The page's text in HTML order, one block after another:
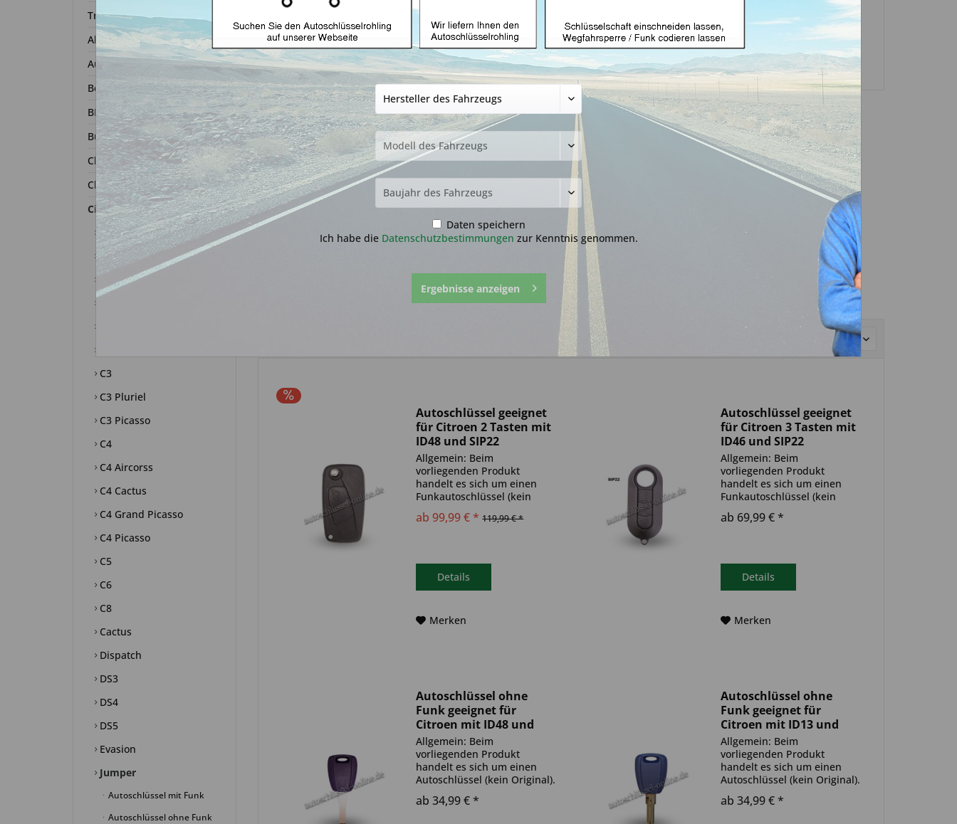
Transponder
Alfa Romeo
Audi
Bentley
BMW
Buick
Chevrolet
Chrysler
Citroën
Berlingo
C-Crosser
C-Zero
C3
C3 Pluriel
C3 Picasso
C4
C4 Aircorss
C4 Cactus
C4 Grand Picasso
C4 Picasso
C5
C6
C8
Cactus
Dispatch
DS3
DS4
DS5
Evasion
Jumper
Autoschlüssel mit Funk
Autoschlüssel ohne Funk
Autoschlüssel mit Funk Autoschlüssel ohne Funk
Autoschlüsselgehäuse und
Zubehör
Transponder
Autoschlüssel nicht
Autoschlüssel geeignet
für Citroen 2 Tasten mit
ID48 und SIP22
(Aftermarket Produkt)
Allgemein: Beim
vorliegenden Produkt
handelt es sich um einen
Funkautoschlüssel (kein
Original). Es ist eine
Wegfahrsperre
verbaut. Bitte achte darauf,
dass der Autoschlüssel
ab 99,99 € * 119,99 € *
Details
Merken
Autoschlüssel geeignet
für Citroen 3 Tasten mit
ID46 und SIP22
(Aftermarket Produkt)
Allgemein: Beim
vorliegenden Produkt
handelt es sich um einen
Funkautoschlüssel (kein
Original). Es ist eine
Wegfahrsperre
verbaut. Bitte achte darauf,
dass der Autoschlüssel
ab 69,99 € *
Details
Merken
Autoschlüssel ohne
Funk geeignet für
Citroen mit ID48 und
SIP22 (Aftermarket
Produkt)
Allgemein: Beim
vorliegenden Produkt
handelt es sich um einen
Autoschlüssel (kein Original).
Es ist eine Wegfahrsperre
(Transponder) verbaut. Bitte
ab 34,99 € *
Autoschlüssel ohne
Funk geeignet für
Citroen mit ID13 und
GT10 (Aftermarket
Produkt)
Allgemein: Beim
vorliegenden Produkt
handelt es sich um einen
Autoschlüssel (kein Original).
Es ist eine Wegfahrsperre
(Transponder) verbaut. Bitte
ab 34,99 € *
Daten speichern
Ich habe die Datenschutzbestimmungen zur Kenntnis genommen.
Ergebnisse anzeigen